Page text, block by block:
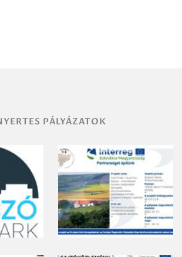
PÁLYÁZATOK